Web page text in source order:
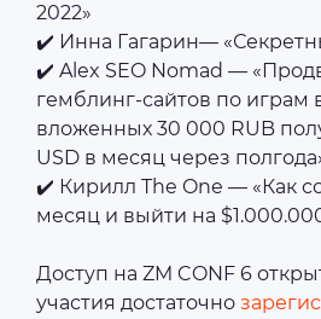
2022»
✔️ Инна Гагарин—
✔️ Alex SEO Nomad —
гемблинг-сайтов по играм
вложенных 30 000 RUB
USD в месяц через
✔️ Кирилл The One — «Как
месяц и выйти на
Доступ на ZM CONF 6
участия достаточно